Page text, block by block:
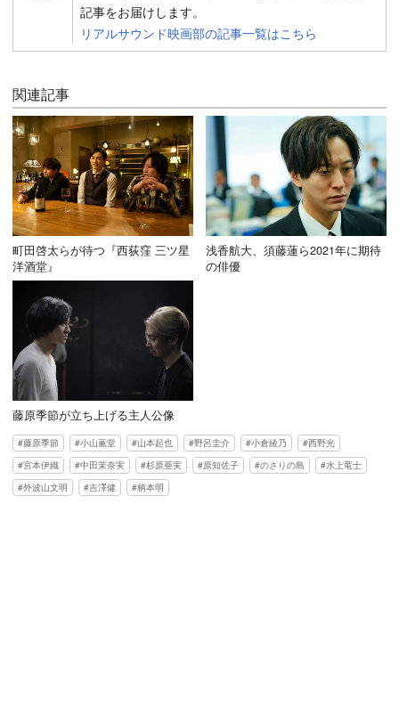
記事をお届けします。
リアルサウンド映画部の記事一覧はこちら
関連記事
町田啓太らが待つ『西荻窪 三ツ星
洋酒堂』
浅香航大、須藤蓮ら2021年に期待
の俳優
藤原季節が立ち上げる主人公像
藤原季節 小山薫堂 山本起也 野呂圭介 小倉綾乃
西野光
宮本伊織
中田茉奈実 杉原亜実 原知佐子 のさりの島
水上竜士
外波山文明
吉澤健 柄本明